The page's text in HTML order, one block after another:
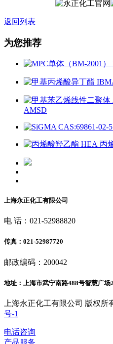
返回列表
为您推荐
AMSD
丙
上海永正化工有限公司
电 话：021-52988820
传真：021-52987720
邮政编码：200042
地址：上海市武宁南路488号智慧广场
上海永正化工有限公司 版权所
号-1
电话咨询
产品服务